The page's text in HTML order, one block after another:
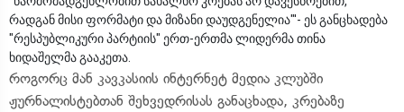
რადგან მისი ფორმატი და მიზანი დაუდგენელია"'- ეს განცხადება
"რესპუბლიკური პარტიის" ერთ-ერთმა ლიდერმა თინა
ხიდაშელმა გააკეთა.
როგორც მან კავკასიის ინტერნეტ მედია კლუბში
ჟურნალისტებთან შეხვედრისას განაცხადა, კრებაზე